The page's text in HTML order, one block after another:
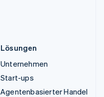
Lösungen
Unternehmen
Start-ups
Agentenbasierter Handel